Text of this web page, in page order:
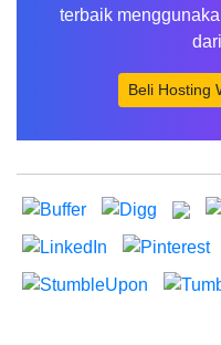
terbaik
Beli Hosting